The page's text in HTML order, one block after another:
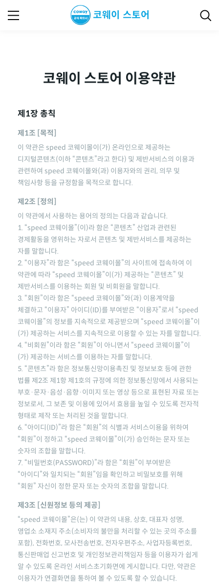
코웨이 스토어 이용약관
제1장 총칙
제1조 [목적]
이 약관은 speed 코웨이몰이(가) 온라인으로 제공하는
디지털콘텐츠(이하 “콘텐츠”라고 한다) 및 제반서비스의 이용과
관련하여 speed 코웨이몰와(과) 이용자와의 권리, 의무 및
책임사항 등을 규정함을 목적으로 합니다.
제2조 [정의]
이 약관에서 사용하는 용어의 정의는 다음과 같습니다.
1. “speed 코웨이몰”(이)라 함은 “콘텐츠” 산업과 관련된
경제활동을 영위하는 자로서 콘텐츠 및 제반서비스를 제공하는
자를 말합니다.
2. “이용자”라 함은 “speed 코웨이몰”의 사이트에 접속하여 이
약관에 따라 “speed 코웨이몰”이(가) 제공하는 “콘텐츠” 및
제반서비스를 이용하는 회원 및 비회원을 말합니다.
3. “회원”이라 함은 “speed 코웨이몰”와(과) 이용계약을
체결하고 “이용자” 아이디(ID)를 부여받은 “이용자”로서 “speed
코웨이몰”의 정보를 지속적으로 제공받으며 “speed 코웨이몰”이
(가) 제공하는 서비스를 지속적으로 이용할 수 있는 자를 말합니다.
4. “비회원”이라 함은 “회원”이 아니면서 “speed 코웨이몰”이
(가) 제공하는 서비스를 이용하는 자를 말합니다.
5. “콘텐츠”라 함은 정보통신망이용촉진 및 정보보호 등에 관한
법률 제2조 제1항 제1호의 규정에 의한 정보통신망에서 사용되는
부호·문자·음성·음향·이미지 또는 영상 등으로 표현된 자료 또는
정보로서, 그 보존 및 이용에 있어서 효용을 높일 수 있도록 전자적
형태로 제작 또는 처리된 것을 말합니다.
6. “아이디(ID)”라 함은 “회원”의 식별과 서비스이용을 위하여
“회원”이 정하고 “speed 코웨이몰”이(가) 승인하는 문자 또는
숫자의 조합을 말합니다.
7. “비밀번호(PASSWORD)”라 함은 “회원”이 부여받은
“아이디”와 일치되는 “회원”임을 확인하고 비밀보호를 위해
“회원” 자신이 정한 문자 또는 숫자의 조합을 말합니다.
제3조 [신원정보 등의 제공]
“speed 코웨이몰”은(는) 이 약관의 내용, 상호, 대표자 성명,
영업소 소재지 주소(소비자의 불만을 처리할 수 있는 곳의 주소를
포함), 전화번호, 모사전송번호, 전자우편주소, 사업자등록번호,
통신판매업 신고번호 및 개인정보관리책임자 등을 이용자가 쉽게
알 수 있도록 온라인 서비스초기화면에 게시합니다. 다만, 약관은
이용자가 연결화면을 통하여 볼 수 있도록 할 수 있습니다.